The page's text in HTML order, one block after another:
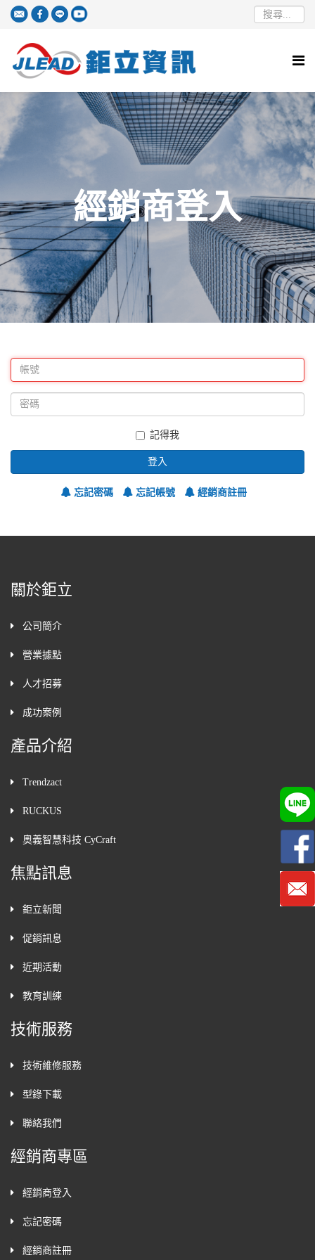
經銷商登入
記得我
登入
忘記密碼 忘記帳號 經銷商註冊
關於鉅立
公司簡介
營業據點
人才招募
成功案例
產品介紹
Trendzact
RUCKUS
奧義智慧科技 CyCraft
焦點訊息
鉅立新聞
促銷訊息
近期活動
教育訓練
技術服務
技術維修服務
型錄下載
聯絡我們
經銷商專區
經銷商登入
忘記密碼
經銷商註冊